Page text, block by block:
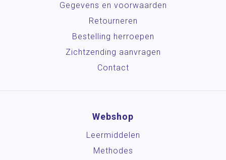
Gegevens en voorwaarden
Retourneren
Bestelling herroepen
Zichtzending aanvragen
Contact
Webshop
Leermiddelen
Methodes